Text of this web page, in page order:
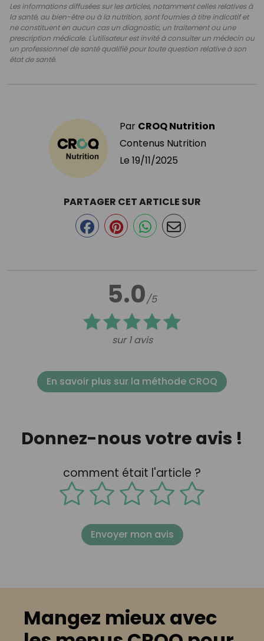
Les informations diffusées sur les articles, notamment celles relatives à
la santé, au bien-être ou à la nutrition, sont fournies à titre indicatif et
ne constituent en aucun cas un diagnostic, un traitement ou une
prescription médicale. L'utilisateur est invité à consulter un médecin ou
un professionnel de santé qualifié pour toute question relative à son
état de santé.
Par CROQ Nutrition
Contenus Nutrition
Le 19/11/2025
5.0/5
sur 1 avis
PARTAGER CET ARTICLE SUR
En savoir plus sur la méthode CROQ
Donnez-nous votre avis !
comment était l'article ?
Envoyer mon avis
Mangez mieux avec